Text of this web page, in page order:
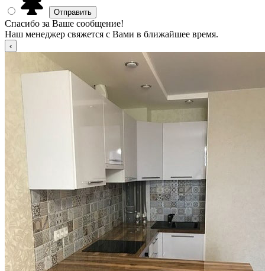
Спасибо за Ваше сообщение!
Наш менеджер свяжется с Вами в ближайшее время.